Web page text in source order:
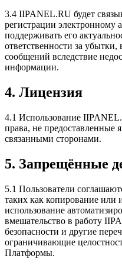
3.4 IIPANEL.RU будет
регистрации электронному
поддерживать его
ответственности за
сообщений вследствие
информации.
4. Лицензия
4.1 Использование
права, не предоставленные
связанными сторонами.
5. Запрещённые
5.1 Пользователи
таких как копирование или
использование
вмешательство в работу
безопасности и другие
ограничивающие
Платформы.